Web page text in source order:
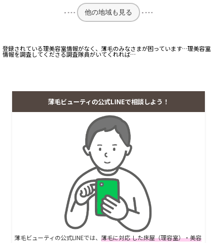
他の地域も見る
登録されている理美容室情報がなく、薄毛のみなさまが困っています…理美容室
情報を調査してくださる調査隊員がいてくれれば…
薄毛ビューティの公式LINEで相談しよう！
薄毛ビューティの公式LINEでは、 薄毛に対応 した床屋（理容室）・美容